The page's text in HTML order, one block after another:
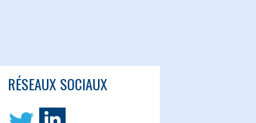
RÉSEAUX SOCIAUX